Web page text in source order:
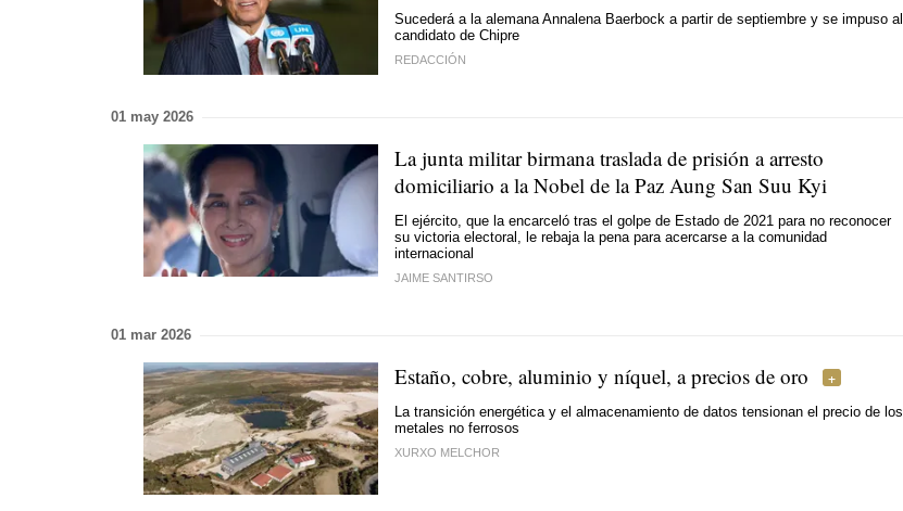
Sucederá a la alemana Annalena Baerbock a partir de septiembre y se impuso al
candidato de Chipre
REDACCIÓN
01 may 2026
La junta militar birmana traslada de prisión a arresto
domiciliario a la Nobel de la Paz Aung San Suu Kyi
El ejército, que la encarceló tras el golpe de Estado de 2021 para no reconocer
su victoria electoral, le rebaja la pena para acercarse a la comunidad
internacional
JAIME SANTIRSO
01 mar 2026
Estaño, cobre, aluminio y níquel, a precios de oro
La transición energética y el almacenamiento de datos tensionan el precio de los
metales no ferrosos
XURXO MELCHOR